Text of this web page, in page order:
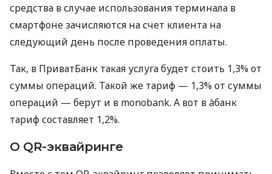
средства в случае использования терминала в
смартфоне зачисляются на счет клиента на
следующий день после проведения оплаты.
Так, в ПриватБанк такая услуга будет стоить 1,3% от
суммы операций. Такой же тариф — 1,3% от суммы
операций — берут и в monobank. А вот в àбанк
тариф составляет 1,2%.
О QR-эквайринге